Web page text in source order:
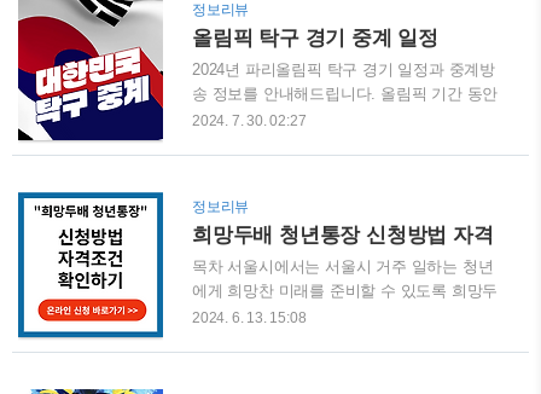
주의사항, 그리고 성공적으로 표를 확보할 수
있는 팁을 소개합니다. 계속 읽으셔서 2024년
추석 기차표 예매에 대한 자세한 정보를 확인
해 보세요. KTX 추석 예매 바로가기 SRT 추
석 예매 바로가기 2024 추석 기차표 예매 일정
운영하며, SRT는 수서발 고속철도를 운영합
니다. 예매는 보통 추..
정보리뷰
올림픽 탁구 경기 중계 일정
2024년 파리올림픽 탁구 경기 일정과 중계방
송 정보를 안내해드립니다. 올림픽 기간 동안
중요한 경기를 놓치지 않도록, 이번 글을 통해
는 7월 27일부터 8월 10일까지 진행됩니다. 이
번 대회에서는 남자 단식, 여자 단식, 남자 복
식, 여자 복식, 혼합 복식 등 다양한 종목이 포
함되어 있어 많은 경기를 즐길 수 있습니다.
주요 경기 일정은 다음과 같습니다: 경기일자
2024. 7. 30. 02:27
정보리뷰
희망두배 청년통장 신청방법 자격
목차 서울시에서는 서울시 거주 일하는 청년
에게 희망찬 미래를 준비할 수 있도록 희망두
배 청년통장 참여자를 모집하고 있습니다. 매
2024. 6. 13. 15:08